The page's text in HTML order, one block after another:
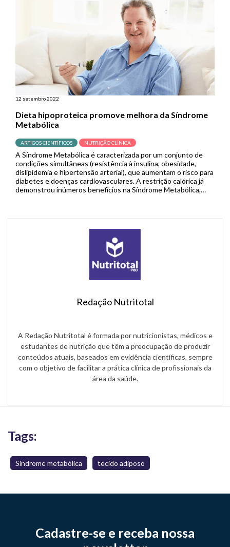
12 setembro 2022
Dieta hipoproteica promove melhora da Síndrome
Metabólica
ARTIGOS CIENTÍFICOS NUTRIÇÃO CLÍNICA
A Síndrome Metabólica é caracterizada por um conjunto de
condições simultâneas (resistência à insulina, obesidade,
dislipidemia e hipertensão arterial), que aumentam o risco para
diabetes e doenças cardiovasculares. A restrição calórica já
demonstrou inúmeros benefícios na Síndrome Metabólica,
Redação Nutritotal
A Redação Nutritotal é formada por nutricionistas, médicos e
estudantes de nutrição que têm a preocupação de produzir
conteúdos atuais, baseados em evidência científicas, sempre
com o objetivo de facilitar a prática clínica de profissionais da
área da saúde.
Tags:
Síndrome metabólica tecido adiposo
Cadastre-se e receba nossa